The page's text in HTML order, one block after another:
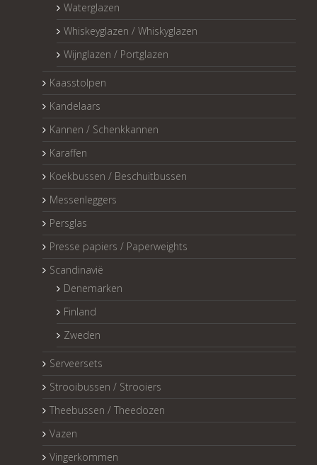
Waterglazen
Whiskeyglazen / Whiskyglazen
Wijnglazen / Portglazen
Kaasstolpen
Kandelaars
Kannen / Schenkkannen
Karaffen
Koekbussen / Beschuitbussen
Messenleggers
Persglas
Presse papiers / Paperweights
Scandinavië
Denemarken
Finland
Zweden
Serveersets
Strooibussen / Strooiers
Theebussen / Theedozen
Vazen
Vingerkommen